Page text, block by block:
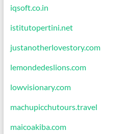
iqsoft.co.in
istitutopertini.net
justanotherlovestory.com
lemondedeslions.com
lowvisionary.com
machupicchutours.travel
maicoakiba.com